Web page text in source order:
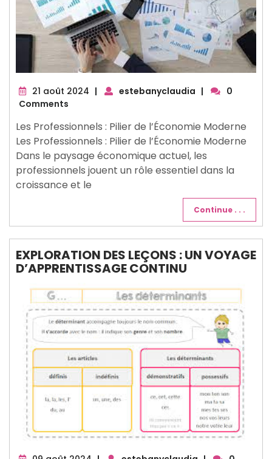
21 août 2024 21| estebanyclaudia |
0
Comments
Les Professionnels : Pilier de l’Économie Moderne
Les Professionnels : Pilier de l’Économie Moderne
Dans le paysage économique actuel, les
professionnels jouent un rôle essentiel dans la
croissance et le
Continue . . .
EXPLORATION DES LEÇONS : UN VOYAGE
D’APPRENTISSAGE CONTINU